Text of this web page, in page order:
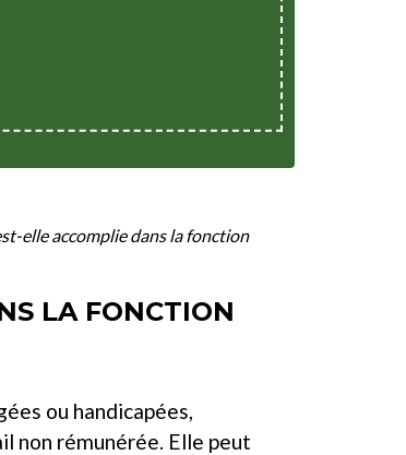
elle accomplie dans la fonction
LA FONCTION
ou handicapées,
non rémunérée. Elle peut